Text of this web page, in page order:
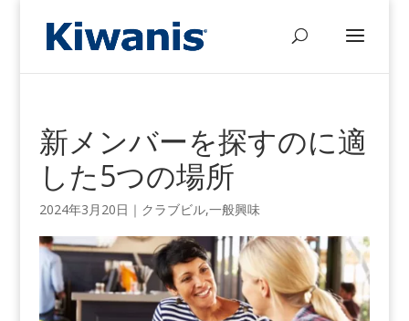
新メンバーを探すのに適
した5つの場所
2024年3月20日｜ クラブビル,一般興味